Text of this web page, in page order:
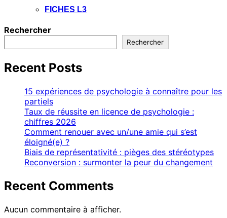
FICHES L3
Rechercher
Rechercher
Recent Posts
15 expériences de psychologie à connaître pour les
partiels
Taux de réussite en licence de psychologie :
chiffres 2026
Comment renouer avec un/une amie qui s’est
éloigné(e) ?
Biais de représentativité : pièges des stéréotypes
Reconversion : surmonter la peur du changement
Recent Comments
Aucun commentaire à afficher.